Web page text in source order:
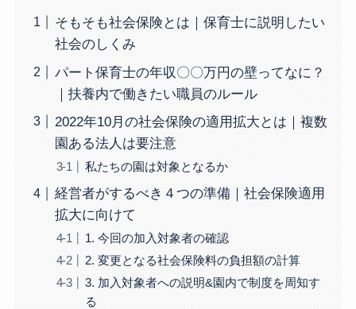
そもそも社会保険とは｜保育士に説明したい
社会のしくみ
パート保育士の年収〇〇万円の壁ってなに？
｜扶養内で働きたい職員のルール
2022年10月の社会保険の適用拡大とは｜複数
園ある法人は要注意
私たちの園は対象となるか
経営者がするべき４つの準備｜社会保険適用
拡大に向けて
1. 今回の加入対象者の確認
2. 変更となる社会保険料の負担額の計算
3. 加入対象者への説明&園内で制度を周知す
る